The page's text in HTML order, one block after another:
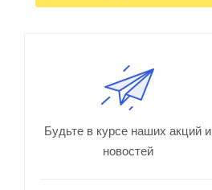
Будьте в курсе наших акций и
новостей